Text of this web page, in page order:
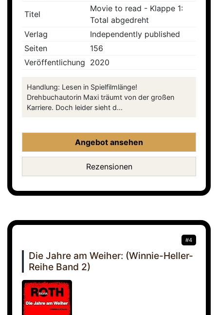
Titel
Movie to read - Klappe 1:
Total abgedreht
Verlag
Independently published
Seiten
156
Veröffentlichung 2020
Handlung: Lesen in Spielfilmlänge!
Drehbuchautorin Maxi träumt von der großen
Karriere. Doch leider sieht d...
Angebot ansehen
Rezensionen
#4
Die Jahre am Weiher: (Winnie-Heller-
Reihe Band 2)